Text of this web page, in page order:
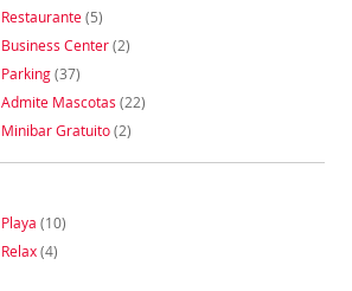
Restaurante(5)
Business Center(2)
Parking(37)
Admite Mascotas (22)
Minibar Gratuito(2)
Playa (10)
Relax(4)